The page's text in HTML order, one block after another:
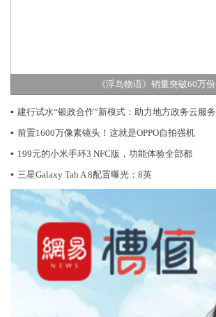
《浮岛物语》销量突破60万份
▪ 建行试水“银政合作”新模式：助力地方政务云服务
▪ 前置1600万像素镜头！这就是OPPO自拍强机
▪ 199元的小米手环3 NFC版，功能体验全部都
▪ 三星Galaxy Tab A 8配置曝光：8英